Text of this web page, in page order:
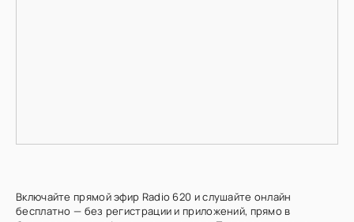
Включайте прямой эфир Radio 620 и слушайте онлайн
бесплатно — без регистрации и приложений, прямо в